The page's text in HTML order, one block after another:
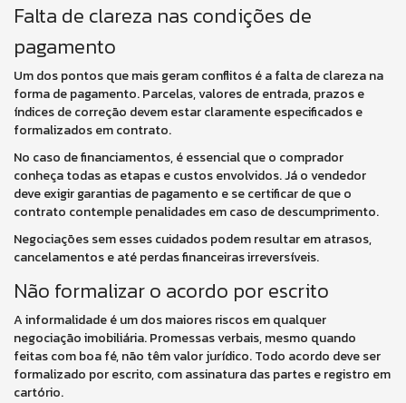
Falta de clareza nas condições de
pagamento
Um dos pontos que mais geram conflitos é a falta de clareza na
forma de pagamento. Parcelas, valores de entrada, prazos e
índices de correção devem estar claramente especificados e
formalizados em contrato.
No caso de financiamentos, é essencial que o comprador
conheça todas as etapas e custos envolvidos. Já o vendedor
deve exigir garantias de pagamento e se certificar de que o
contrato contemple penalidades em caso de descumprimento.
Negociações sem esses cuidados podem resultar em atrasos,
cancelamentos e até perdas financeiras irreversíveis.
Não formalizar o acordo por escrito
A informalidade é um dos maiores riscos em qualquer
negociação imobiliária. Promessas verbais, mesmo quando
feitas com boa fé, não têm valor jurídico. Todo acordo deve ser
formalizado por escrito, com assinatura das partes e registro em
cartório.